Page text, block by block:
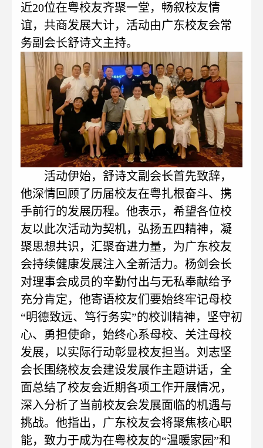
近20位在粤校友齐聚一堂，畅叙校友情
谊，共商发展大计，活动由广东校友会常
务副会长舒诗文主持。
活动伊始，舒诗文副会长首先致辞，
他深情回顾了历届校友在粤扎根奋斗、携
手前行的发展历程。他表示，希望各位校
友以此次活动为契机，弘扬五四精神，凝
聚思想共识，汇聚奋进力量，为广东校友
会持续健康发展注入全新活力。杨剑会长
对理事会成员的辛勤付出与无私奉献给予
充分肯定，他寄语校友们要始终牢记母校
“明德致远、笃行务实”的校训精神，坚守初
心、勇担使命，始终心系母校、关注母校
发展，以实际行动彰显校友担当。刘志坚
会长围绕校友会建设发展作主题讲话，全
面总结了校友会近期各项工作开展情况，
深入分析了当前校友会发展面临的机遇与
挑战。他指出，广东校友会将聚焦核心职
能，致力于成为在粤校友的“温暖家园”和